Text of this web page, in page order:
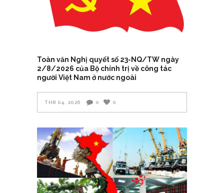
Toàn văn Nghị quyết số 23-NQ/TW ngày
2/8/2026 của Bộ chính trị về công tác
người Việt Nam ở nước ngoài
TH8 04, 2026 0 0